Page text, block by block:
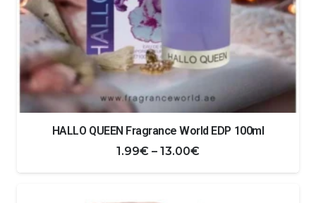
HALLO QUEEN Fragrance World EDP 100ml
1.99€ – 13.00€
cen: